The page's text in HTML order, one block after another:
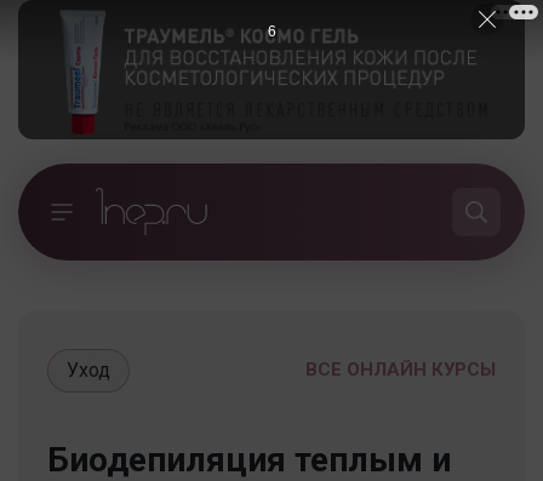
ВСЕ ОНЛАЙН КУРСЫ
Уход
Биодепиляция теплым и
5